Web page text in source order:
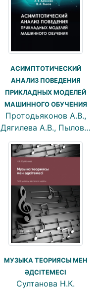
АСИМПТОТИЧЕСКИЙ
АНАЛИЗ ПОВЕДЕНИЯ
ПРИКЛАДНЫХ МОДЕЛЕЙ
МАШИННОГО ОБУЧЕНИЯ
Протодьяконов А.В.,
Дягилева А.В., Пылов…
МУЗЫКА ТЕОРИЯСЫ МЕН
ӘДСІТЕМЕСІ
Султанова Н.К.